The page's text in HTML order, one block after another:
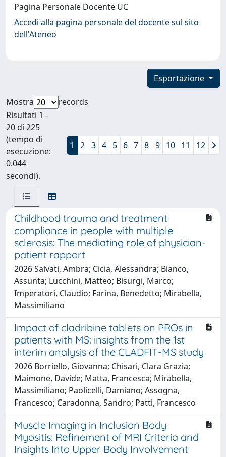
Pagina Personale Docente UC
Accedi alla pagina personale del docente sul sito
dell'Ateneo
Esportazione
Mostra
records
Risultati 1 -
20 di 225
(tempo di
esecuzione:
0.044
secondi).
1 2 3 4 5 6 7 8 9 10 11 12
Childhood trauma and treatment
compliance in people with multiple
sclerosis: The mediating role of physician-
patient rapport
2026 Salvati, Ambra; Cicia, Alessandra; Bianco,
Assunta; Lucchini, Matteo; Bisurgi, Marco;
Imperatori, Claudio; Farina, Benedetto; Mirabella,
Massimiliano
Impact of cladribine tablets on PROs in
patients with MS: insights from the 1st
interim analysis of the CLADFIT-MS study
2026 Borriello, Giovanna; Chisari, Clara Grazia;
Maimone, Davide; Matta, Francesca; Mirabella,
Massimiliano; Paolicelli, Damiano; Assogna,
Francesco; Caradonna, Sandro; Patti, Francesco
Muscle Imaging in Inclusion Body
Myositis: Refinement of MRI Criteria and
Insights Into Upper Body Involvement